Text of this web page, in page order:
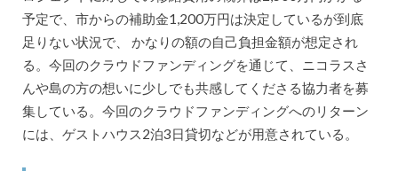
予定で、市からの補助金1,200万円は決定しているが到底
足りない状況で、 かなりの額の自己負担金額が想定され
る。今回のクラウドファンディングを通じて、ニコラスさ
んや島の方の想いに少しでも共感してくださる協力者を募
集している。今回のクラウドファンディングへのリターン
には、ゲストハウス2泊3日貸切などが用意されている。